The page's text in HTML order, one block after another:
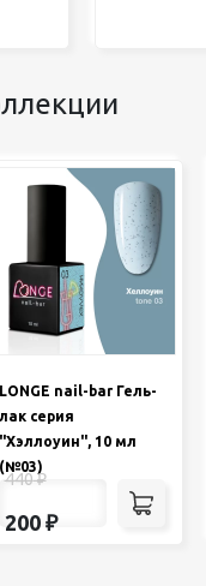
LONGE nail-bar Гель-
лак серия
"Хэллоуин", 10 мл
(№03)
440₽
200 ₽